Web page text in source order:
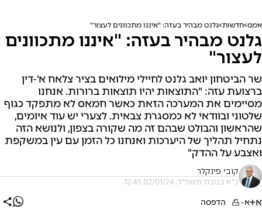
אמס חדשות גלנט מבהיר בעזה: "איננו מתכוונים לעצור"
גלנט מבהיר בעזה: "איננו מתכוונים
לעצור"
שר הביטחון יואב גלנט לחיילי מילואים בציר צלאח א'-דין
ברצועת עזה: "התוצאות יהיו תוצאות ברורות. אנחנו
מסיימים את המערכה הזאת כאשר חמאס לא מתפקד כגוף
שלטוני ובוודאי לא כמסגרת צבאית. לצערי יש עוד איומים,
שהראשון והבולט שבהם זה מה שקורה בצפון, ולנושא הזה
נתחיל תהליך של היערכות ואנחנו כל הזמן עם עין במשקפת
ואצבע על ההדק"
קובי פינקלר
כ"א בטבת תשפ"ד, 02/01/24 12:45
א+א- הדפסה